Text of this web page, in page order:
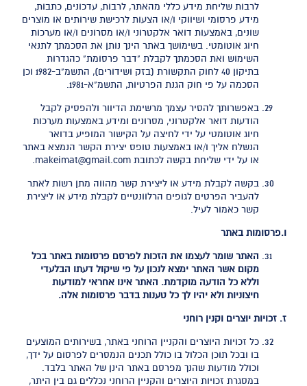
לרבות שליחת מידע כללי מהאתר, לרבות, עדכונים, כתבות,
מידע פרסומי ושיווקי ו/או הצעות לרכישת שירותים או מוצרים
שונים, באמצעות דואר אלקטרוני ו/או מסרונים ו/או מערכות
חיוג אוטומטי. בשימושך באתר הינך נותן את הסכמתך לתנאי
השימוש ואת הסכמתך לקבלת "דבר פרסומת" כהגדרות
בתיקון 40 לחוק התקשורת (בזק ושידורים), התשמ"ב-1982 וכן
הסכמה על פי חוק הגנת הפרטיות, התשמ"א-1981.
באפשרותך להסיר עצמך מרשימת הדיוור ולהפסיק לקבל
הודעות דואר אלקטרוני, מסרונים ומידע באמצעות מערכות
חיוג אוטומטי על ידי לחיצה על הקישור המופיע בדואר
הנשלח אליך ו/או באמצעות טופס יצירת הקשר הנמצא באתר
או על ידי שליחת בקשה לכתובת makeimat@gmail.com.
בקשה לקבלת מידע או ליצירת קשר מהווה מתן רשות לאתר
להעביר הפרטים לגופים הרלוונטיים לקבלת מידע או ליצירת
קשר כאמור לעיל.
ו.פרסומות באתר
האתר שומר לעצמו את הזכות לפרסם פרסומות באתר בכל
מקום אשר האתר ימצא לנכון על פי שיקול דעתו הבלעדי
וללא כל הודעה מוקדמת. האתר אינו אחראי למודעות
חיצוניות ולא יהיו לך כל טענות בדבר פרסומות אלה.
ז. זכויות יוצרים וקנין רוחני
כל זכויות היוצרים והקניין הרוחני באתר, בשירותים המוצעים
בו ובכל תוכן הכלול בו כולל תכנים הנמסרים לפרסום על ידך,
וכולל מודעות שהנך מפרסם באתר הינן של האתר בלבד.
במסגרת זכויות היוצרים והקניין הרוחני נכללים גם בין היתר,